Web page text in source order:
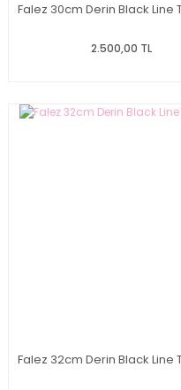
Falez 30cm Derin Black Line
2.500,00 TL
Falez 32cm Derin Black Line